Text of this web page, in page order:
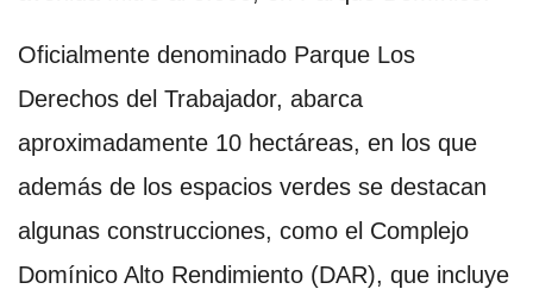
Oficialmente denominado Parque Los
Derechos del Trabajador, abarca
aproximadamente 10 hectáreas, en los que
además de los espacios verdes se destacan
algunas construcciones, como el Complejo
Domínico Alto Rendimiento (DAR), que incluye